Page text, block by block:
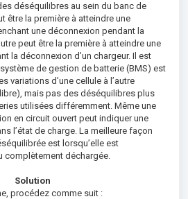
déséquilibres au sein du banc de
être la première à atteindre une
une déconnexion pendant la
peut être la première à atteindre une
la déconnexion d’un chargeur. Il est
de gestion de batterie (BMS) est
variations d’une cellule à l’autre
mais pas des déséquilibres plus
utilisées différemment. Même une
en circuit ouvert peut indiquer une
l’état de charge. La meilleure façon
est lorsqu’elle est
complètement déchargée.
Solution
procédez comme suit :